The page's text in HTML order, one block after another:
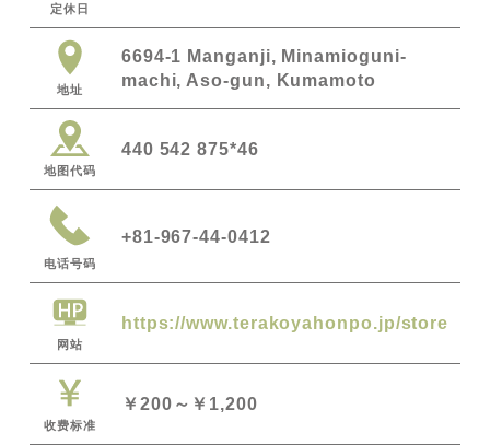
定休日
地址
6694-1 Manganji, Minamioguni-
machi, Aso-gun, Kumamoto
地图代码
440 542 875*46
电话号码
+81-967-44-0412
网站
https://www.terakoyahonpo.jp/store
收费标准
￥200～￥1,200